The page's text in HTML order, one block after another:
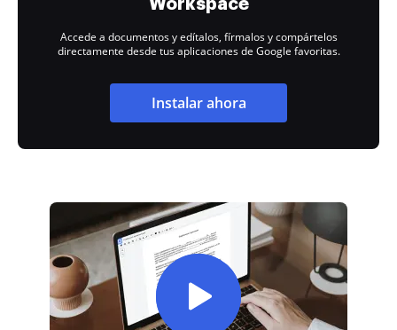
Workspace
Accede a documentos y edítalos, fírmalos y compártelos
directamente desde tus aplicaciones de Google favoritas.
Instalar ahora